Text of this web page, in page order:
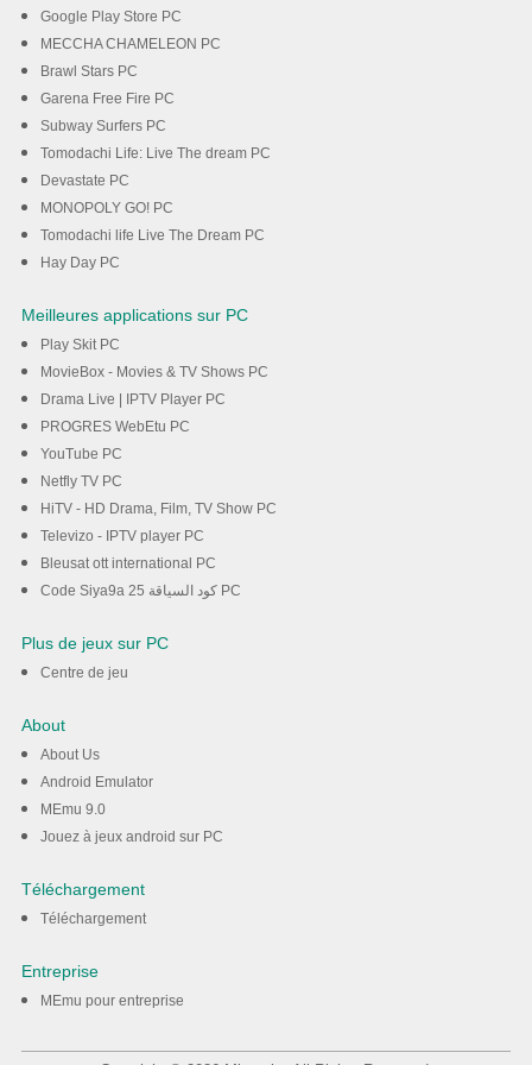
Google Play Store PC
MECCHA CHAMELEON PC
Brawl Stars PC
Garena Free Fire PC
Subway Surfers PC
Tomodachi Life: Live The dream PC
Devastate PC
MONOPOLY GO! PC
Tomodachi life Live The Dream PC
Hay Day PC
Meilleures applications sur PC
Play Skit PC
MovieBox - Movies & TV Shows PC
Drama Live | IPTV Player PC
PROGRES WebEtu PC
YouTube PC
Netfly TV PC
HiTV - HD Drama, Film, TV Show PC
Televizo - IPTV player PC
Bleusat ott international PC
Code Siya9a 25 كود السياقة PC
Plus de jeux sur PC
Centre de jeu
About
About Us
Android Emulator
MEmu 9.0
Jouez à jeux android sur PC
Téléchargement
Téléchargement
Entreprise
MEmu pour entreprise